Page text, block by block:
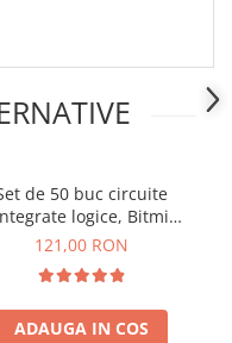
de 50 buc circuite
logice, Bitmi
11307
121,00 RON
ADAUGA IN COS